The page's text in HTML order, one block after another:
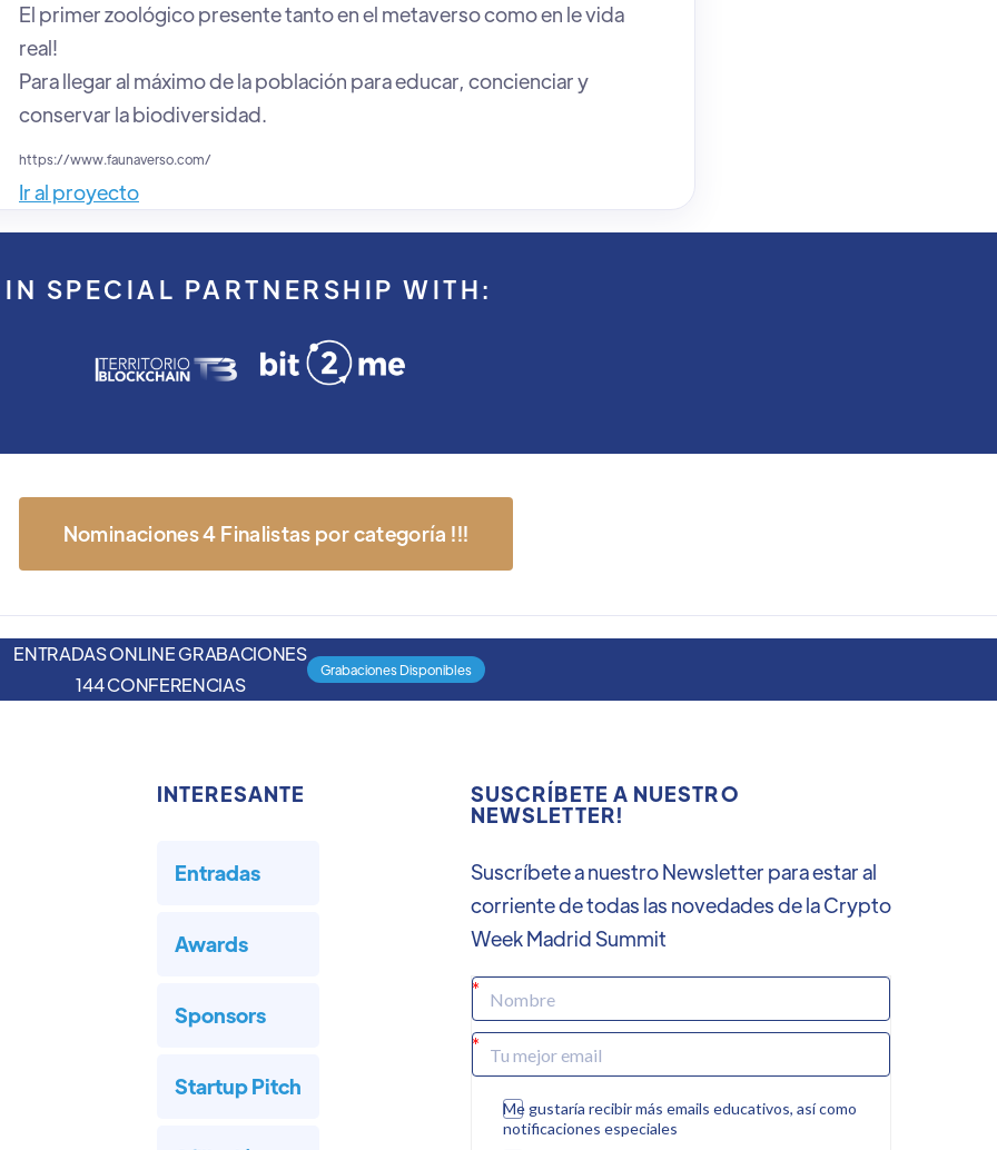
El primer zoológico presente tanto en el metaverso como en le vida
real!
Para llegar al máximo de la población para educar, concienciar y
conservar la biodiversidad.
https://www.faunaverso.com/
Ir al proyecto
IN SPECIAL PARTNERSHIP WITH:
Nominaciones 4 Finalistas por categoría !!!
ENTRADAS ONLINE GRABACIONES
144 CONFERENCIAS
Grabaciones Disponibles
INTERESANTE
Entradas
Awards
Sponsors
Startup Pitch
SUSCRÍBETE A NUESTRO
NEWSLETTER!
Suscríbete a nuestro Newsletter para estar al
corriente de todas las novedades de la Crypto
Week Madrid Summit
Me gustaría recibir más emails educativos, así como
notificaciones especiales